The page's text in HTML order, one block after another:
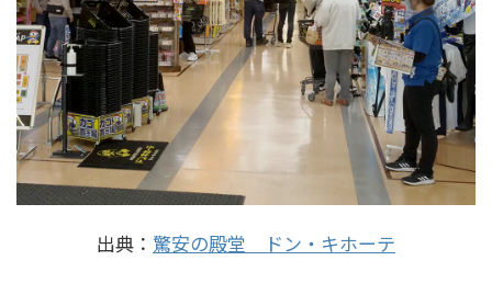
出典： 驚安の殿堂 ドン・キホーテ